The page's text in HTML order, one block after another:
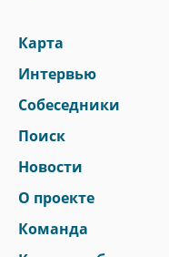
Карта
Интервью
Собеседники
Поиск
Новости
О проекте
Команда